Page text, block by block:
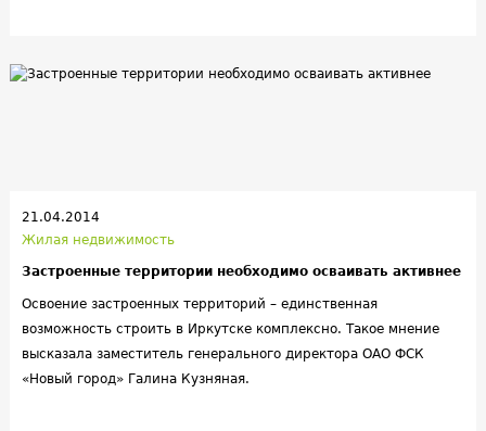
21.04.2014
Жилая недвижимость
Застроенные территории необходимо осваивать активнее
Освоение застроенных территорий – единственная
возможность строить в Иркутске комплексно. Такое мнение
высказала заместитель генерального директора ОАО ФСК
«Новый город» Галина Кузняная.